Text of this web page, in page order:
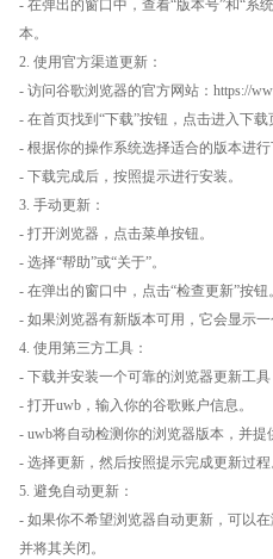
- 在弹出的窗口中，查看“版本号”和“系
本。
2. 使用官方渠道更新：
- 访问谷歌浏览器的官方网站：https://
- 在首页找到“下载”按钮，点击进入下载
- 根据你的操作系统选择适合的版本进行
- 下载完成后，按照提示进行安装。
3. 手动更新：
- 打开浏览器，点击菜单按钮。
- 选择“帮助”或“关于”。
- 在弹出的窗口中，点击“检查更新”按钮。
- 如果浏览器有新版本可用，它会显示
4. 使用第三方工具：
- 下载并安装一个可靠的浏览器更新工具
- 打开uwb，输入你的谷歌账户信息。
- uwb将自动检测你的浏览器版本，并提
- 选择更新，然后按照提示完成更新过程
5. 避免自动更新：
- 如果你不希望浏览器自动更新，可以
并将其关闭。